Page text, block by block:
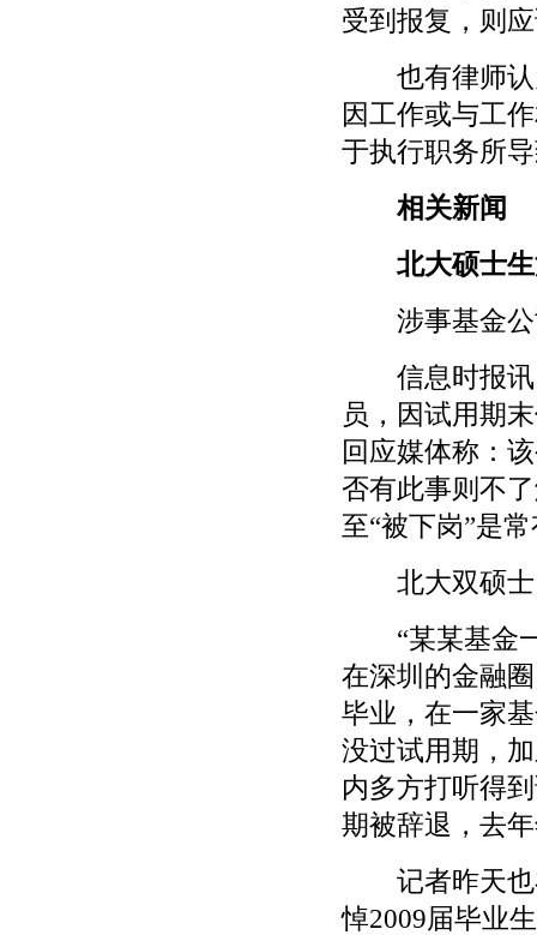
受到报复，则
也有律师认
因工作或与工
于执行职务所
相关新闻
北大硕士生
涉事基金公
信息时报讯 (
员，因试用期
回应媒体称：
否有此事则不
至“被下岗”是
北大双硕士
“某某基金一
在深圳的金融
毕业，在一家
没过试用期，
内多方打听得
期被辞退，去
记者昨天也
悼2009届毕业